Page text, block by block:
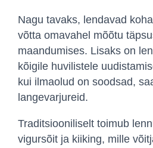
Nagu tavaks, lendavad
võtta omavahel mõõtu
maandumises. Lisaks on
kõigile huvilistele
kui ilmaolud on soodsad,
langevarjureid.
Traditsiooniliselt toimub
vigursõit ja kiiking, mille